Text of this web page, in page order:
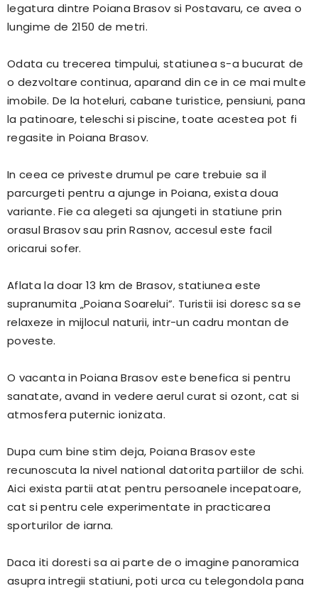
legatura dintre Poiana Brasov si Postavaru, ce avea o
lungime de 2150 de metri.
Odata cu trecerea timpului, statiunea s-a bucurat de
o dezvoltare continua, aparand din ce in ce mai multe
imobile. De la hoteluri, cabane turistice, pensiuni, pana
la patinoare, teleschi si piscine, toate acestea pot fi
regasite in Poiana Brasov.
In ceea ce priveste drumul pe care trebuie sa il
parcurgeti pentru a ajunge in Poiana, exista doua
variante. Fie ca alegeti sa ajungeti in statiune prin
orasul Brasov sau prin Rasnov, accesul este facil
oricarui sofer.
Aflata la doar 13 km de Brasov, statiunea este
supranumita „Poiana Soarelui”. Turistii isi doresc sa se
relaxeze in mijlocul naturii, intr-un cadru montan de
poveste.
O vacanta in Poiana Brasov este benefica si pentru
sanatate, avand in vedere aerul curat si ozont, cat si
atmosfera puternic ionizata.
Dupa cum bine stim deja, Poiana Brasov este
recunoscuta la nivel national datorita partiilor de schi.
Aici exista partii atat pentru persoanele incepatoare,
cat si pentru cele experimentate in practicarea
sporturilor de iarna.
Daca iti doresti sa ai parte de o imagine panoramica
asupra intregii statiuni, poti urca cu telegondola pana